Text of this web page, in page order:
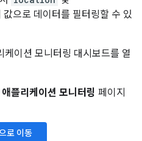
값으로 데이터를 필터링할 수 있
이션 모니터링 대시보드를 열
애플리케이션 모니터링 페이지
로 이동